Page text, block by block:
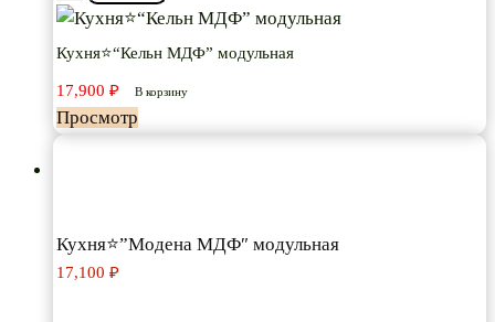
Кухня⭐“Кельн
модульная
Кухня⭐“Кельн МДФ” модульная
17,900 ₽ В корзину
Просмотр
Кухня⭐”Модена МДФ″ модульная
17,100 ₽